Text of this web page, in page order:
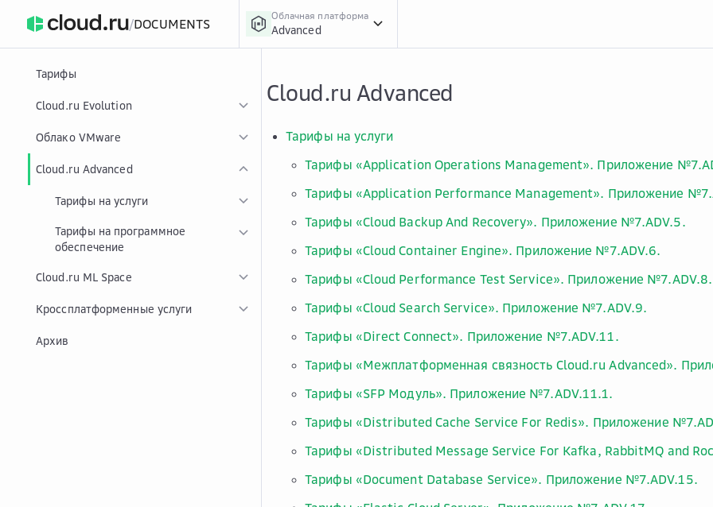
/DOCUMENTS
Облачная платформа
Advanced
Тарифы
Cloud.ru Evolution
Облако VMware
Cloud.ru Advanced
Тарифы на услуги
Тарифы на программное
обеспечение
Cloud.ru ML Space
Кроссплатформенные услуги
Архив
Cloud.ru Advanced
Тарифы на услуги
Тарифы «Application Operations Management». Приложение
Тарифы «Application Performance Management». Приложение
Тарифы «Cloud Backup And Recovery». Приложение №7.ADV.5.
Тарифы «Cloud Container Engine». Приложение №7.ADV.6.
Тарифы «Cloud Performance Test Service». Приложение №7.ADV.8.
Тарифы «Cloud Search Service». Приложение №7.ADV.9.
Тарифы «Direct Connect». Приложение №7.ADV.11.
Тарифы «Межплатформенная связность Cloud.ru Advanced».
Тарифы «SFP Модуль». Приложение №7.ADV.11.1.
Тарифы «Distributed Cache Service For Redis». Приложение
Тарифы «Distributed Message Service For Kafka, RabbitMQ and
Тарифы «Document Database Service». Приложение №7.ADV.15.